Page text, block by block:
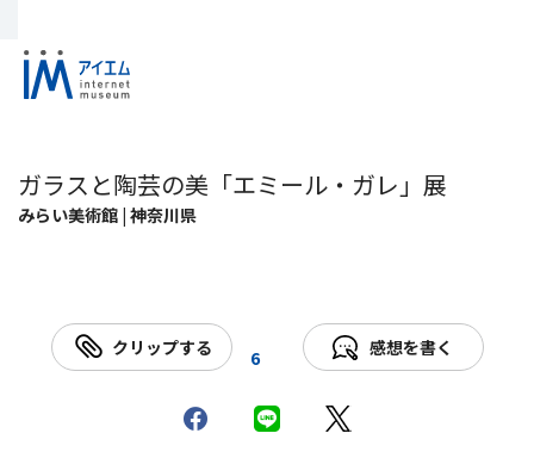
ガラスと陶芸の美「エミール・ガレ」展
みらい美術館 | 神奈川県
クリップする 6 感想を書く